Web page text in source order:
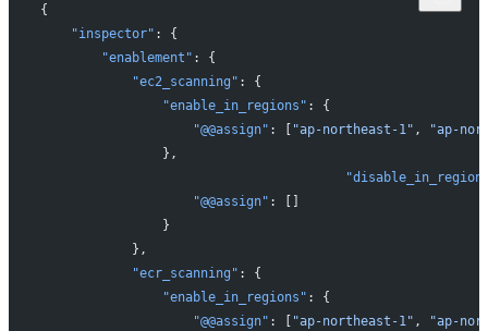
{
    "inspector"
: {
        "enablement"
: {
            "ec2_scanning"
: {
                "enable_in_regions"
: {
                    "@@assign"
: [ "ap-northeast-1" ,
"ap-
                },
                    "@@assign"
: []
                }
            },
            "ecr_scanning"
: {
                "enable_in_regions"
: {
                    "@@assign"
: [ "ap-northeast-1" ,
"ap-